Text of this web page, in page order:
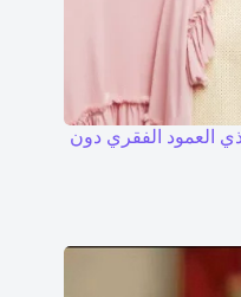
العمود الفقري دون